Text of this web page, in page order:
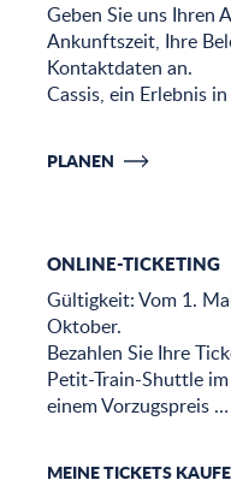
Geben Sie uns Ihren
Ankunftszeit, Ihre
Kontaktdaten an.
Cassis, ein Erlebnis
PLANEN
ONLINE-TICKETING
Gültigkeit: Vom 1.
Oktober.
Bezahlen Sie Ihre
Petit-Train-Shuttle
einem Vorzugspreis …
MEINE TICKETS